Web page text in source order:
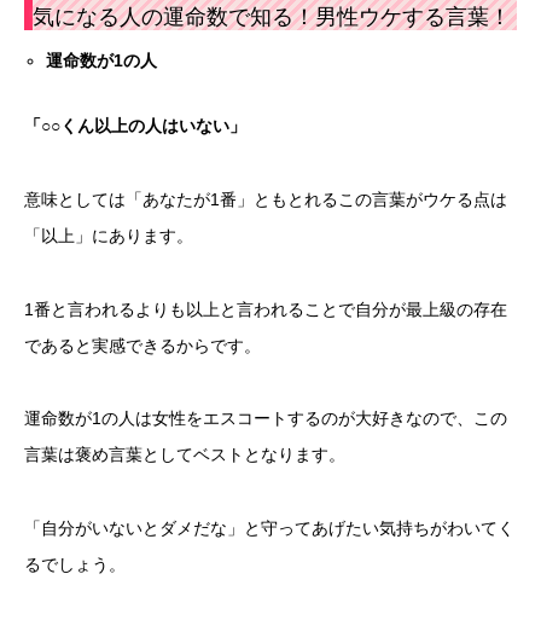
気になる人の運命数で知る！男性ウケする言葉！
運命数が1の人
「○○くん以上の人はいない」
意味としては「あなたが1番」ともとれるこの言葉がウケる点は
「以上」にあります。
1番と言われるよりも以上と言われることで自分が最上級の存在
であると実感できるからです。
運命数が1の人は女性をエスコートするのが大好きなので、この
言葉は褒め言葉としてベストとなります。
「自分がいないとダメだな」と守ってあげたい気持ちがわいてく
るでしょう。